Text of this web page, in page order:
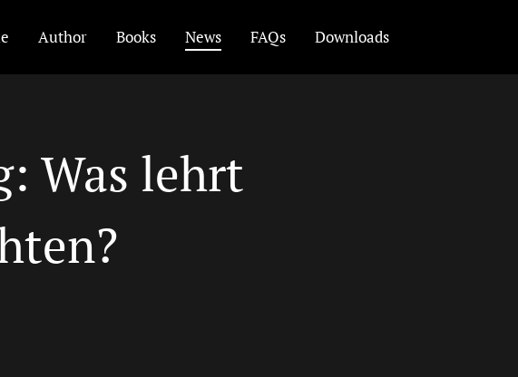
Author Books News FAQs Downloads
Was lehrt